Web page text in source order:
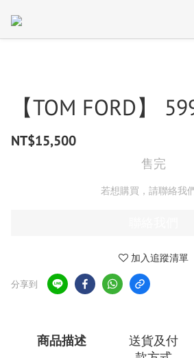
【TOM FORD】
NT$15,500
售完
若想購買，請聯絡我們
加入追蹤清單
分享到
商品描述
送貨及付